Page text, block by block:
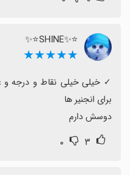
⭐✨SHINE⭐✨
★★★★★
دوسش دارم
۳ ۰